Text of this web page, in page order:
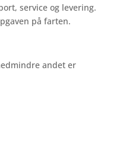
service og levering.
på farten.
andet er